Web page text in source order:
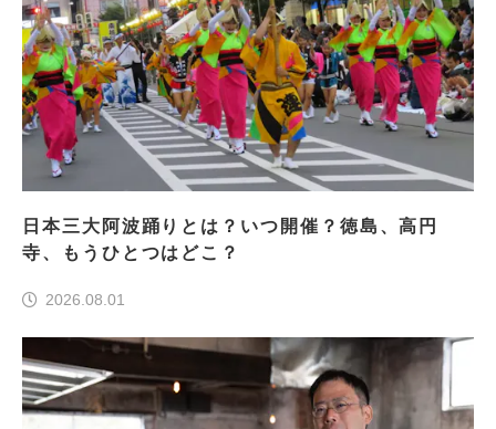
日本三大阿波踊りとは？いつ開催？徳島、高円
寺、もうひとつはどこ？
2026.08.01